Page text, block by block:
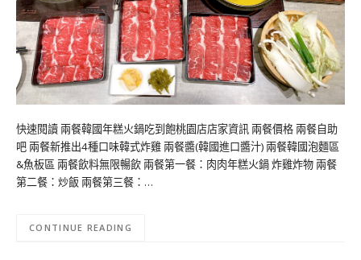
快速閱讀 兩餐韓國年糕火鍋吃到飽桃園店店家資訊 兩餐價格 兩餐自助
吧 兩餐新推出4種口味韓式炸雞 兩餐醬(韓國進口醬汁) 兩餐韓國泡麵區
&魚板區 兩餐飲料無限暢飲 兩餐第一餐：肉肉年糕火鍋 炸雞炸物 兩餐
第二餐：炒飯 兩餐第三餐：…
CONTINUE READING